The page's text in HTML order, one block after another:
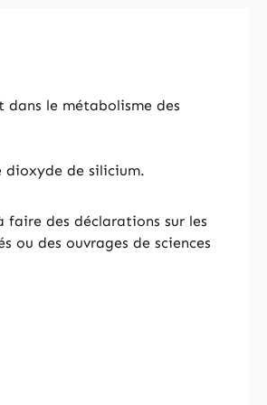
le métabolisme des
dioxyde de silicium.
faire des déclarations sur les
ou des ouvrages de sciences